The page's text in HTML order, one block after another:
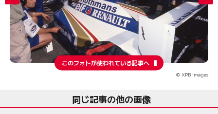
このフォトが使われている記事へ
© XPB Images
同じ記事の他の画像